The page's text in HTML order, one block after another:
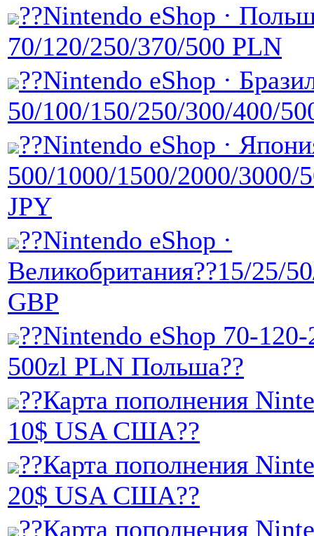
??Nintendo eShop ·
70/120/250/370/500 PLN
??Nintendo eShop ·
50/100/150/250/300/400/
??Nintendo eShop ·
500/1000/1500/2000/3000/
JPY
??Nintendo eShop ·
Великобритания??15/25/
GBP
??Nintendo eShop 70-
500zl PLN Польша??
??Карта пополнения
10$ USA США??
??Карта пополнения
20$ USA США??
??Карта пополнения